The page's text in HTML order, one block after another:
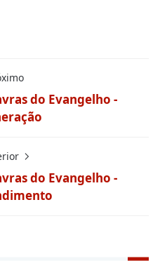
do Evangelho -
do Evangelho -